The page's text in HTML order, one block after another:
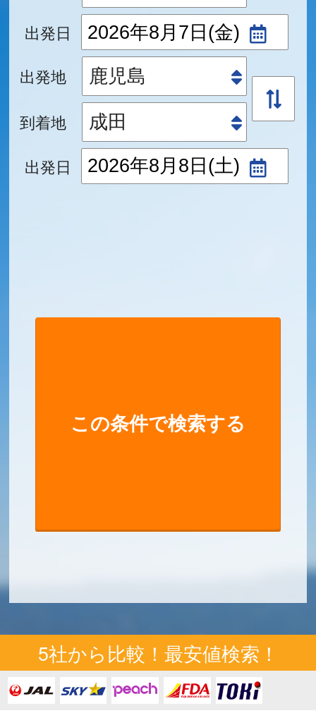
出発日
出発地
到着地
出発日
5社から比較！最安値検索！